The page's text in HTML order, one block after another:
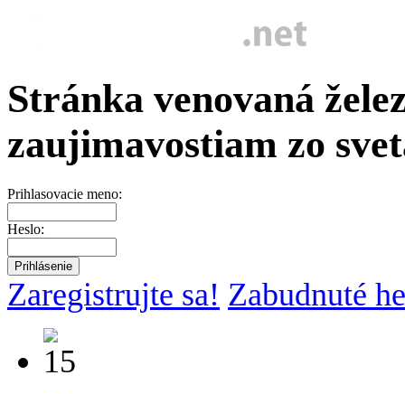
Stránka venovaná
zaujimavostiam zo
Prihlasovacie meno:
Heslo:
Zaregistrujte sa! Zabudnuté